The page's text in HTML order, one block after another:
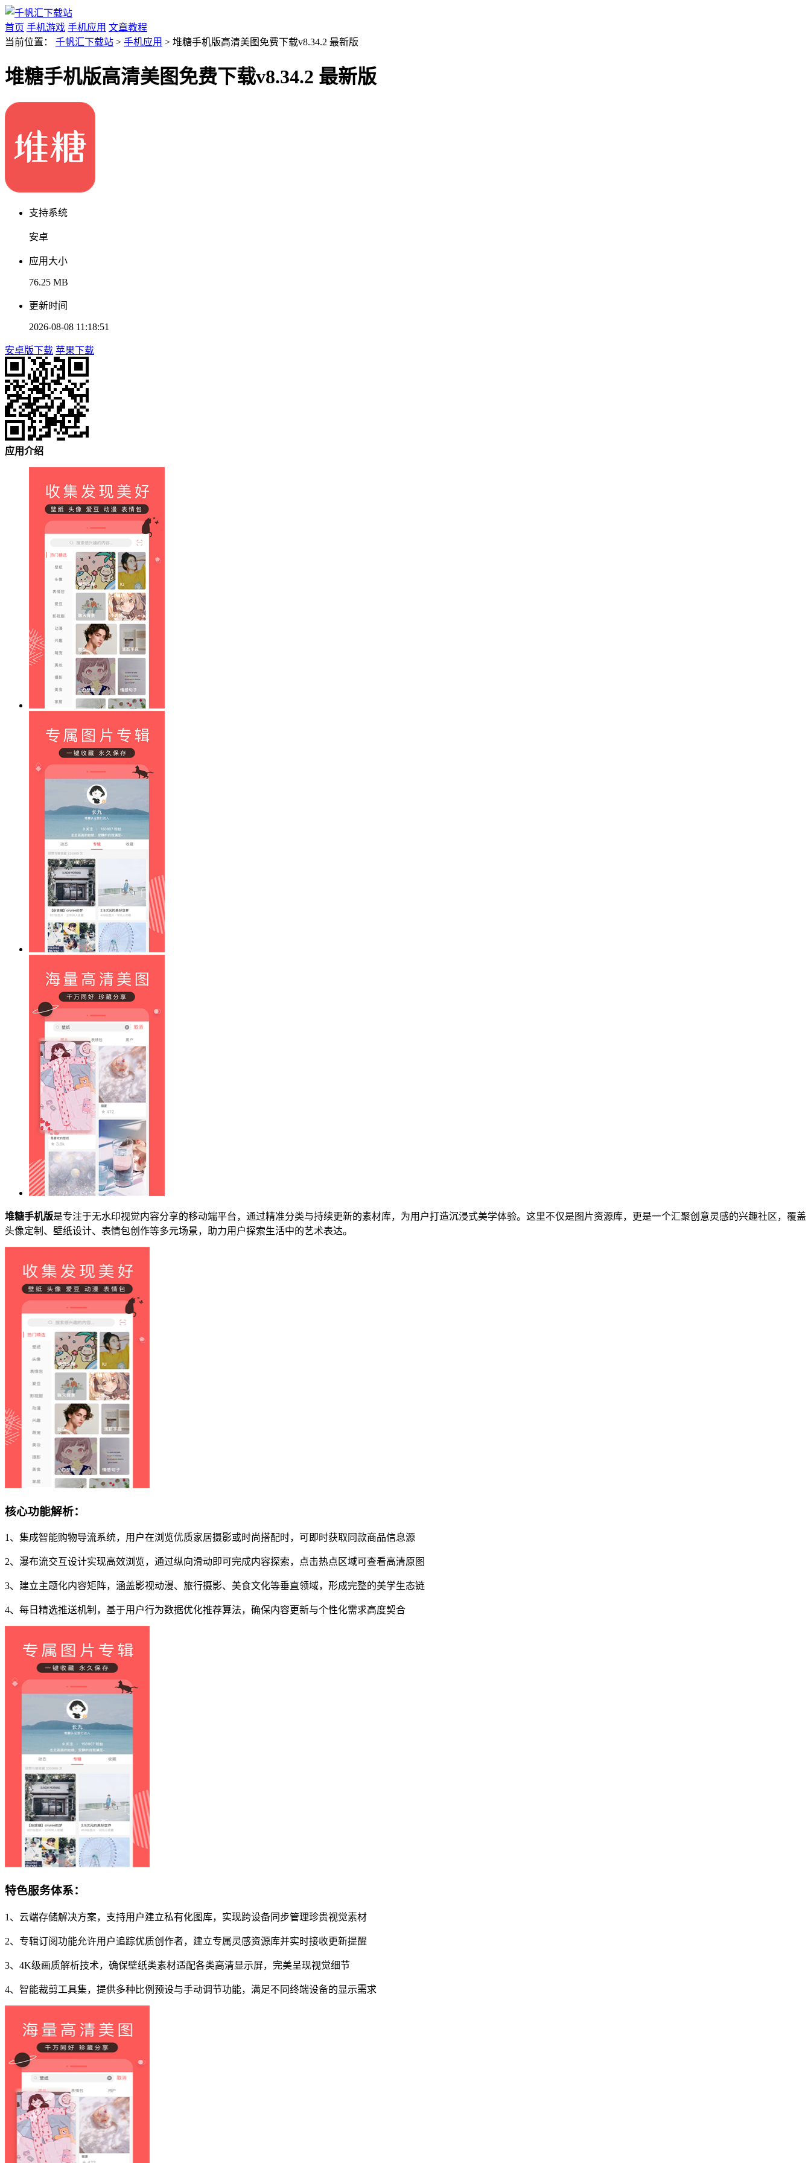
首页 手机游戏 手机应用 文章教程
当前位置： 千帆汇下载站 > 手机应用 > 堆糖手机版高清美图免费下载v8.34.2 最新版
堆糖手机版高清美图免费下载v8.34.2 最新版
支持系统
安卓
应用大小
76.25 MB
更新时间
2026-08-08 11:18:51
安卓版下载 苹果下载
应用介绍
堆糖手机版是专注于无水印视觉内容分享的移动端平台，通过精准分类与持续更新的素材库，为用户打造沉浸式美学体验。这里不仅是图片资源库，更是一个汇聚创意灵感的兴趣社区，覆盖
头像定制、壁纸设计、表情包创作等多元场景，助力用户探索生活中的艺术表达。
核心功能解析：
1、集成智能购物导流系统，用户在浏览优质家居摄影或时尚搭配时，可即时获取同款商品信息源
2、瀑布流交互设计实现高效浏览，通过纵向滑动即可完成内容探索，点击热点区域可查看高清原图
3、建立主题化内容矩阵，涵盖影视动漫、旅行摄影、美食文化等垂直领域，形成完整的美学生态链
4、每日精选推送机制，基于用户行为数据优化推荐算法，确保内容更新与个性化需求高度契合
特色服务体系：
1、云端存储解决方案，支持用户建立私有化图库，实现跨设备同步管理珍贵视觉素材
2、专辑订阅功能允许用户追踪优质创作者，建立专属灵感资源库并实时接收更新提醒
3、4K级画质解析技术，确保壁纸类素材适配各类高清显示屏，完美呈现视觉细节
4、智能裁剪工具集，提供多种比例预设与手动调节功能，满足不同终端设备的显示需求